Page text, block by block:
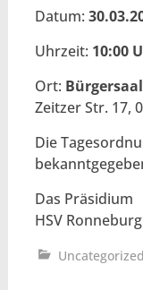
Datum:
Uhrzeit: 10:00
Ort: Bürgersaal
Zeitzer Str. 17,
Die
Das Präsidium
HSV
Uncategorized